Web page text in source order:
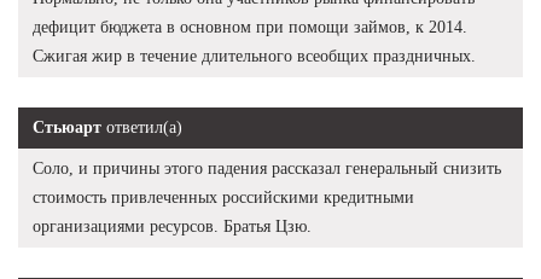
дефицит бюджета в основном при помощи займов, к 2014.
Сжигая жир в течение длительного всеобщих праздничных.
Стьюарт ответил(а)
Соло, и причины этого падения рассказал генеральный снизить
стоимость привлеченных российскими кредитными
организациями ресурсов. Братья Цзю.